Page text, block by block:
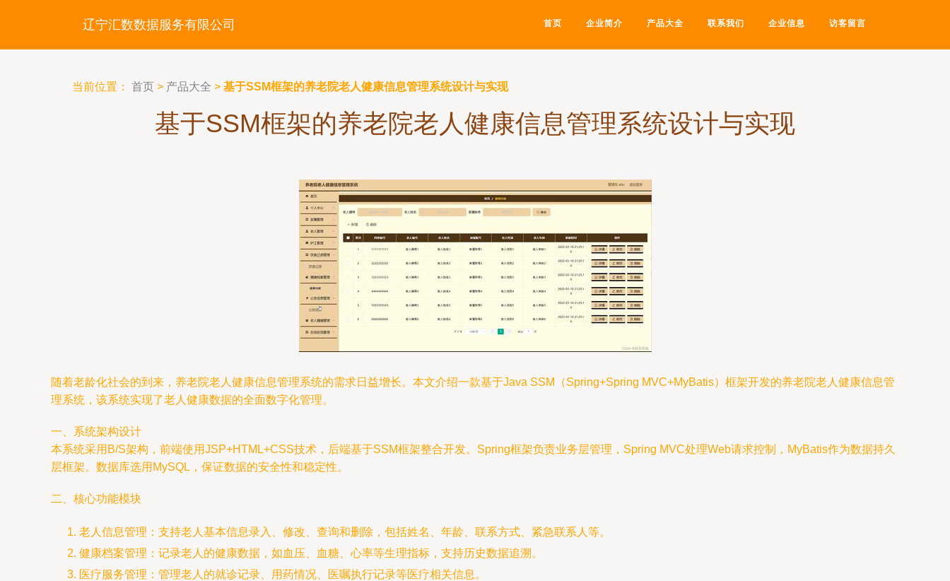
辽宁汇数数据服务有限公司 首页 企业简介 产品大全 联系我们 企业信息 访客留言
当前位置： 首页 > 产品大全 > 基于SSM框架的养老院老人健康信息管理系统设计与实现
基于SSM框架的养老院老人健康信息管理系统设计与实现
随着老龄化社会的到来，养老院老人健康信息管理系统的需求日益增长。本文介绍一款基于Java SSM（Spring+Spring MVC+MyBatis）框架开发的养老院老人健康信息管
理系统，该系统实现了老人健康数据的全面数字化管理。
一、系统架构设计
本系统采用B/S架构，前端使用JSP+HTML+CSS技术，后端基于SSM框架整合开发。Spring框架负责业务层管理，Spring MVC处理Web请求控制，MyBatis作为数据持久
层框架。数据库选用MySQL，保证数据的安全性和稳定性。
二、核心功能模块
老人信息管理：支持老人基本信息录入、修改、查询和删除，包括姓名、年龄、联系方式、紧急联系人等。
健康档案管理：记录老人的健康数据，如血压、血糖、心率等生理指标，支持历史数据追溯。
医疗服务管理：管理老人的就诊记录、用药情况、医嘱执行记录等医疗相关信息。